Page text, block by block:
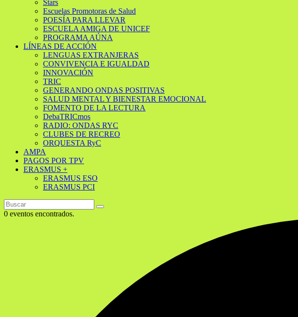
Stars
Escuelas Promotoras de Salud
POESÍA PARA LLEVAR
ESCUELA AMIGA DE UNICEF
PROGRAMA AÚNA
LÍNEAS DE ACCIÓN
LENGUAS EXTRANJERAS
CONVIVENCIA E IGUALDAD
INNOVACIÓN
TRIC
GENERANDO ONDAS POSITIVAS
SALUD MENTAL Y BIENESTAR EMOCIONAL
FOMENTO DE LA LECTURA
DebaTRICmos
RADIO: ONDAS RYC
CLUBES DE RECREO
ORQUESTA RyC
AMPA
PAGOS POR TPV
ERASMUS +
ERASMUS ESO
ERASMUS PCI
0 eventos encontrados.